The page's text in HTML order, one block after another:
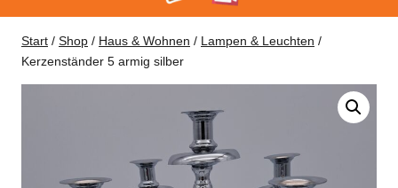
Start / Shop / Haus & Wohnen / Lampen & Leuchten /
Kerzenständer 5 armig silber